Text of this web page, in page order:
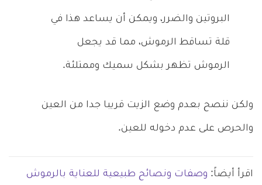
البروتين والضرر، ويمكن أن يساعد هذا في
قلة تساقط الرموش، مما قد يجعل
الرموش تظهر بشكل سميك وممتلئة.
ولكن ننصح بعدم وضع الزيت قريبا جدا من العين
والحرص على عدم دخوله للعين.
اقرأ أيضاً: وصفات ونصائح طبيعية للعناية بالرموش